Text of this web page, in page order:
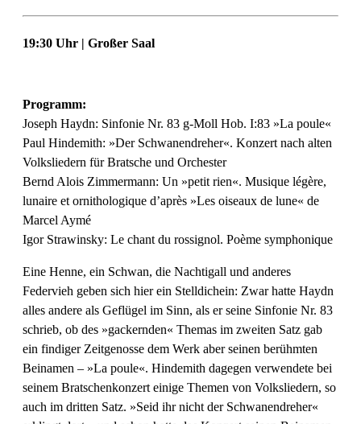
19:30 Uhr | Großer Saal
Programm:
Joseph Haydn: Sinfonie Nr. 83 g-Moll Hob. I:83 »La poule«
Paul Hindemith: »Der Schwanendreher«. Konzert nach alten
Volksliedern für Bratsche und Orchester
Bernd Alois Zimmermann: Un »petit rien«. Musique légère,
lunaire et ornithologique d’après »Les oiseaux de lune« de
Marcel Aymé
Igor Strawinsky: Le chant du rossignol. Poème symphonique
Eine Henne, ein Schwan, die Nachtigall und anderes
Federvieh geben sich hier ein Stelldichein: Zwar hatte Haydn
alles andere als Geflügel im Sinn, als er seine Sinfonie Nr. 83
schrieb, ob des »gackernden« Themas im zweiten Satz gab
ein findiger Zeitgenosse dem Werk aber seinen berühmten
Beinamen – »La poule«. Hindemith dagegen verwendete bei
seinem Bratschenkonzert einige Themen von Volksliedern, so
auch im dritten Satz. »Seid ihr nicht der Schwanendreher«